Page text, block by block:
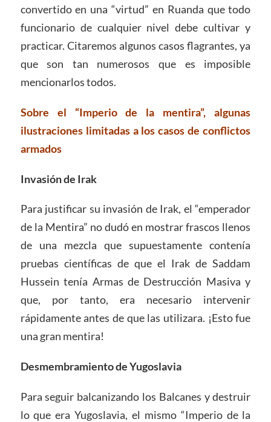
convertido en una “virtud” en Ruanda que todo
funcionario de cualquier nivel debe cultivar y
practicar. Citaremos algunos casos flagrantes, ya
que son tan numerosos que es imposible
mencionarlos todos.
Sobre el “Imperio de la mentira”, algunas
ilustraciones limitadas a los casos de conflictos
armados
Invasión de Irak
Para justificar su invasión de Irak, el “emperador
de la Mentira” no dudó en mostrar frascos llenos
de una mezcla que supuestamente contenía
pruebas científicas de que el Irak de Saddam
Hussein tenía Armas de Destrucción Masiva y
que, por tanto, era necesario intervenir
rápidamente antes de que las utilizara. ¡Esto fue
una gran mentira!
Desmembramiento de Yugoslavia
Para seguir balcanizando los Balcanes y destruir
lo que era Yugoslavia, el mismo “Imperio de la